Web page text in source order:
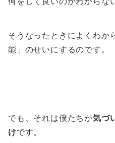
そうなったときによくわか
能」のせいにするのです。
でも、それは僕たちが気づ
けです。